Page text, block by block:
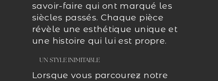
savoir-faire qui ont marqué les
siècles passés. Chaque pièce
révèle une esthétique unique et
une histoire qui lui est propre.
UN STYLE INIMITABLE
Lorsque vous parcourez notre